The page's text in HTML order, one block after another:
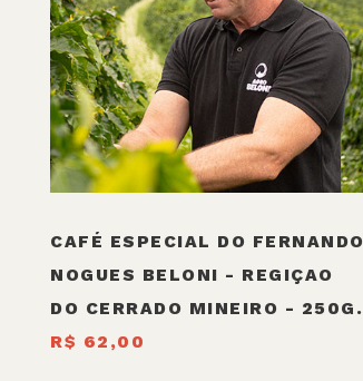
CAFÉ ESPECIAL DO FERNANDO
NOGUES BELONI - REGIÇAO
DO CERRADO MINEIRO - 250G.
R$ 62,00